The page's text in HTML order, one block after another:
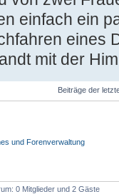
einfach ein
eines
mit der
Beiträge der
und Forenverwaltung
0 Mitglieder und 2 Gäste